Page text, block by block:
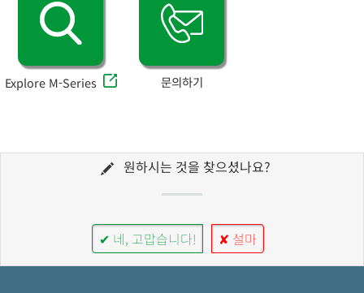
Explore M-Series 문의하기
원하시는 것을 찾으셨나요?
✔ 네, 고맙습니다! ✘ 설마